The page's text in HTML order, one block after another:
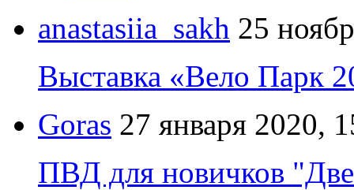
anastasiia_sakh 25
Выставка «Вело Парк
Goras 27 января 2020,
ПВД для новичков